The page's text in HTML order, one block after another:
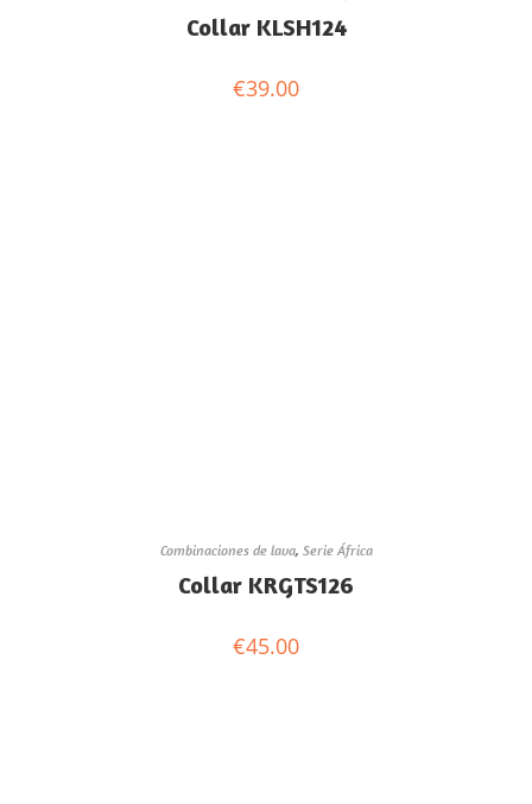
Collar KLSH124
€39.00
Combinaciones de lava, Serie África
Collar KRGTS126
€45.00